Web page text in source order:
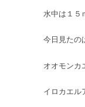
水中は１５
今日見たの
オオモンカ
イロカエル